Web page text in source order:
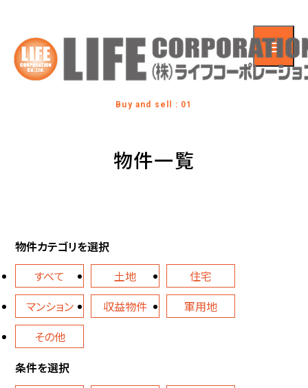
Buy and sell : 01
物件一覧
物件カテゴリを選択
すべて
土地
住宅
マンション
収益物件
軍用地
その他
条件を選択